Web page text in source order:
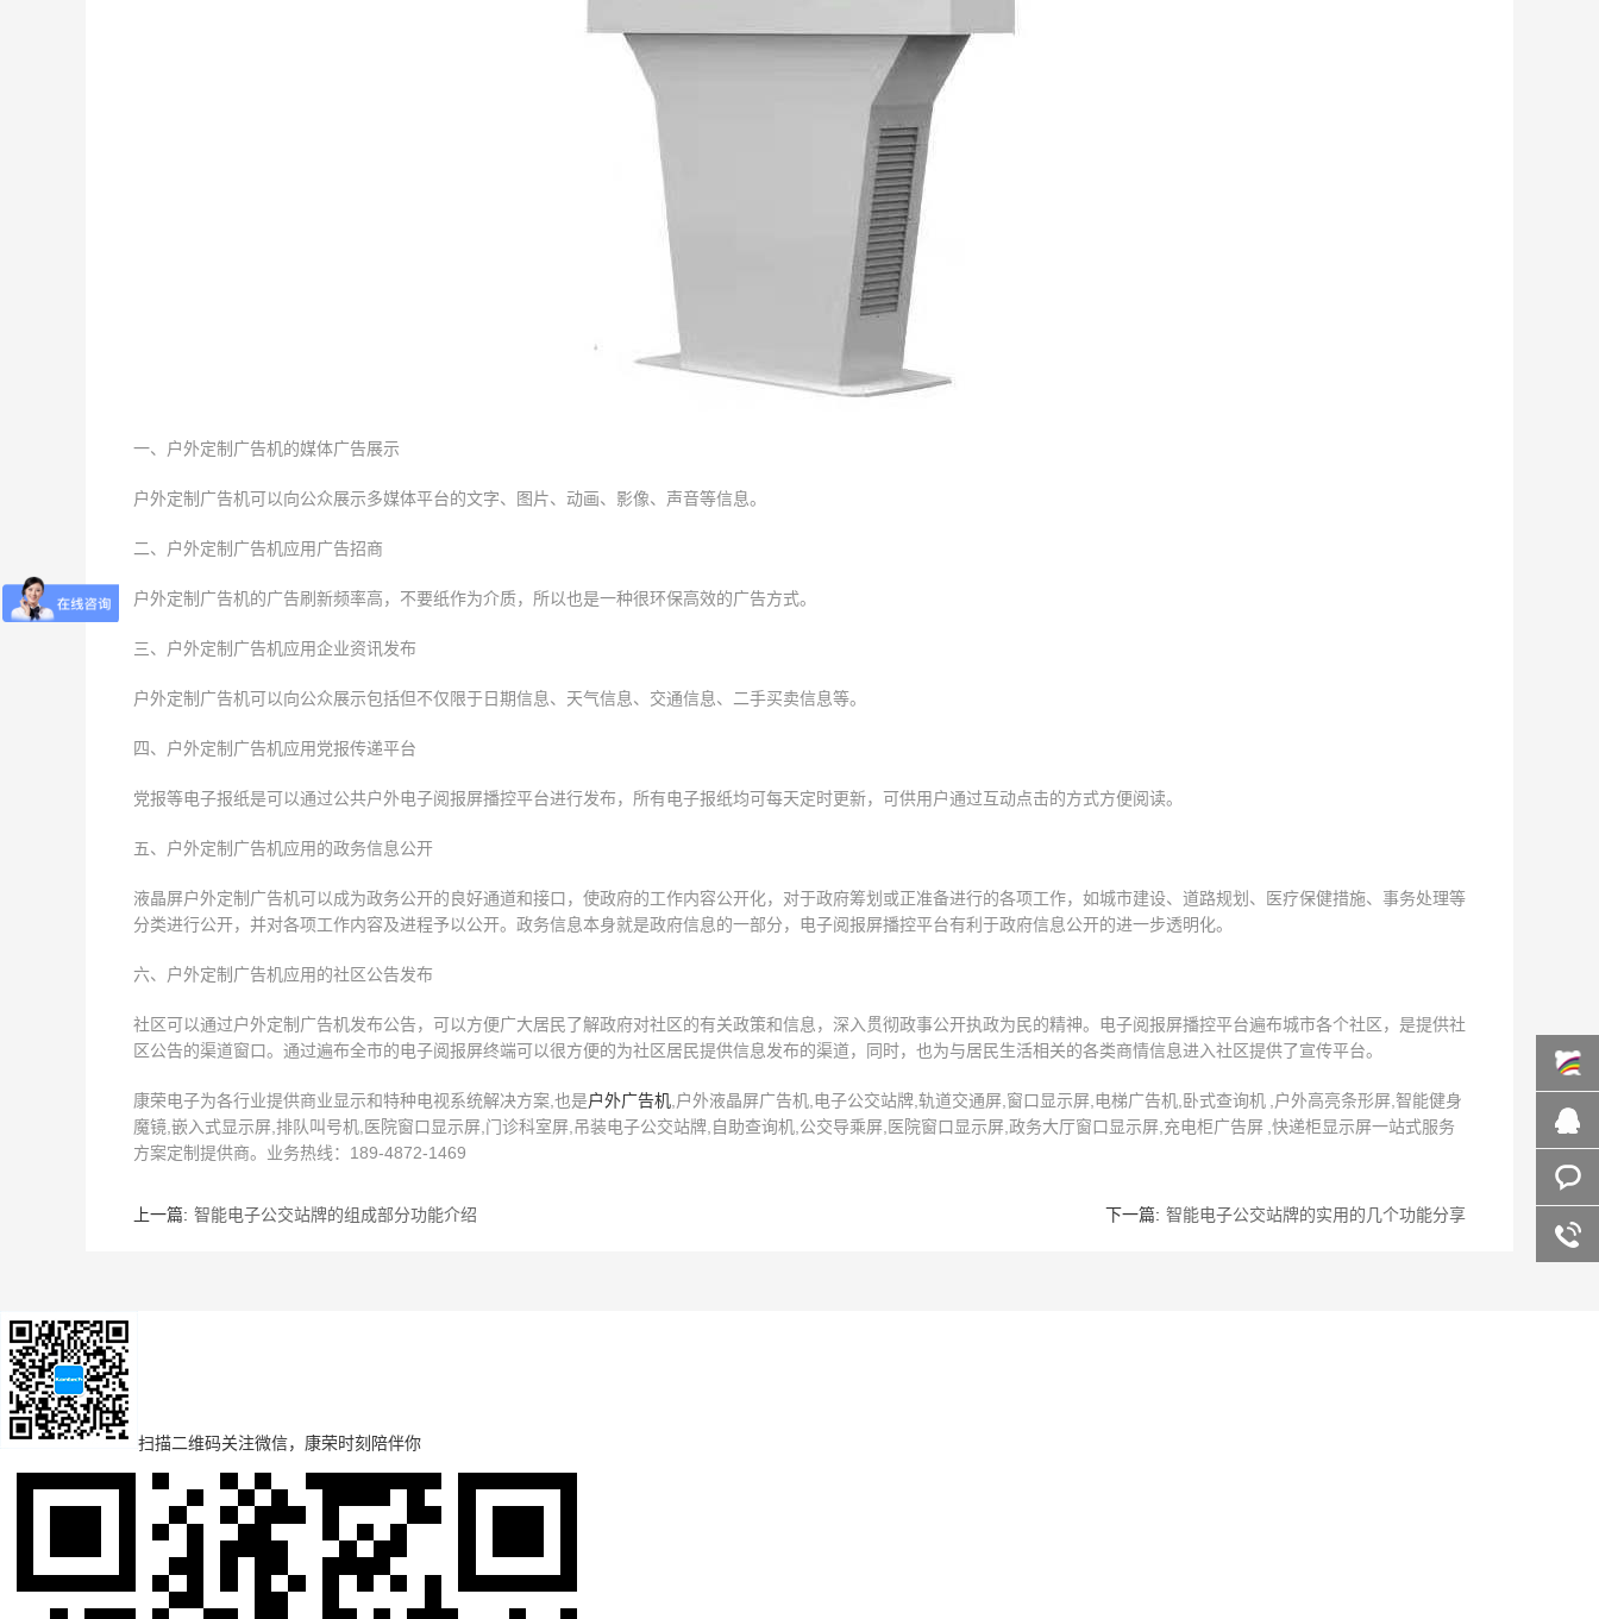
一、户外定制广告机的媒体广告展示
户外定制广告机可以向公众展示多媒体平台的文字、图片、动画、影像、声音等信息。
二、户外定制广告机应用广告招商
户外定制广告机的广告刷新频率高，不要纸作为介质，所以也是一种很环保高效的广告方式。
三、户外定制广告机应用企业资讯发布
户外定制广告机可以向公众展示包括但不仅限于日期信息、天气信息、交通信息、二手买卖信息等。
四、户外定制广告机应用党报传递平台
党报等电子报纸是可以通过公共户外电子阅报屏播控平台进行发布，所有电子报纸均可每天定时更新，可供用户通过互动点击的方式方便阅读。
五、户外定制广告机应用的政务信息公开
液晶屏户外定制广告机可以成为政务公开的良好通道和接口，使政府的工作内容公开化，对于政府筹划或正准备进行的各项工作，如城市建设、道路规划、医疗保健措施、事务处理等
分类进行公开，并对各项工作内容及进程予以公开。政务信息本身就是政府信息的一部分，电子阅报屏播控平台有利于政府信息公开的进一步透明化。
六、户外定制广告机应用的社区公告发布
社区可以通过户外定制广告机发布公告，可以方便广大居民了解政府对社区的有关政策和信息，深入贯彻政事公开执政为民的精神。电子阅报屏播控平台遍布城市各个社区，是提供社
区公告的渠道窗口。通过遍布全市的电子阅报屏终端可以很方便的为社区居民提供信息发布的渠道，同时，也为与居民生活相关的各类商情信息进入社区提供了宣传平台。
康荣电子为各行业提供商业显示和特种电视系统解决方案,也是户外广告机 ,户外液晶屏广告机,电子公交站牌,轨道交通屏,窗口显示屏,电梯广告机,卧式查询机 ,户外高亮条形屏,智能健身
魔镜,嵌入式显示屏,排队叫号机,医院窗口显示屏,门诊科室屏,吊装电子公交站牌,自助查询机,公交导乘屏,医院窗口显示屏,政务大厅窗口显示屏,充电柜广告屏 ,快递柜显示屏一站式服务
方案定制提供商。业务热线：189-4872-1469
上一篇: 智能电子公交站牌的组成部分功能介绍 下一篇: 智能电子公交站牌的实用的几个功能分享
扫描二维码关注微信，康荣时刻陪伴你
百度商
在线咨
客服咨